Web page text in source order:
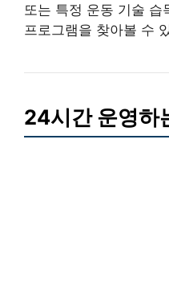
또는 특정 운동 기술
프로그램을 찾아볼 수
24시간 운영하